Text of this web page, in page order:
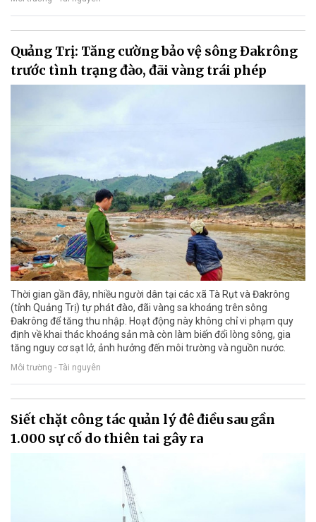
Quảng Trị: Tăng cường bảo vệ sông Đakrông
trước tình trạng đào, đãi vàng trái phép
Thời gian gần đây, nhiều người dân tại các xã Tà Rụt và Đakrông
(tỉnh Quảng Trị) tự phát đào, đãi vàng sa khoáng trên sông
Đakrông để tăng thu nhập. Hoạt động này không chỉ vi phạm quy
định về khai thác khoáng sản mà còn làm biến đổi lòng sông, gia
tăng nguy cơ sạt lở, ảnh hưởng đến môi trường và nguồn nước.
Môi trường - Tài nguyên
Siết chặt công tác quản lý đê điều sau gần
1.000 sự cố do thiên tai gây ra